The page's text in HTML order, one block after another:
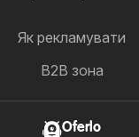
Як рекламувати
B2B зона
Oferlo